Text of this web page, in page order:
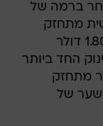
היורו ונסחר ברמה של
מתחזק
הדולר ב-0.3% ונסחר ברמה של 1.8027 דולר
החד ביותר
שנה. הדולר מתחזק
בשער של